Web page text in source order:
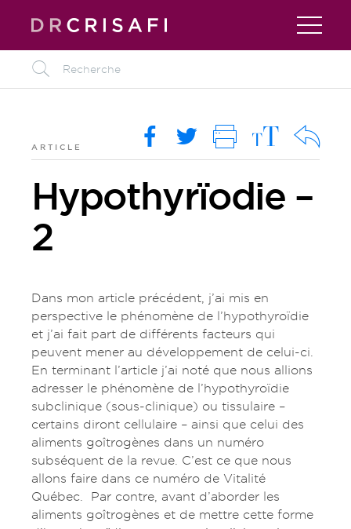
L
ARTICLE R k i M O
Hypothyrïodie –
2
Dans mon article précédent, j’ai mis en
perspective le phénomène de l’hypothyroïdie
et j’ai fait part de différents facteurs qui
peuvent mener au développement de celui-ci.
En terminant l’article j’ai noté que nous allions
adresser le phénomène de l’hypothyroïdie
subclinique (sous-clinique) ou tissulaire –
certains diront cellulaire – ainsi que celui des
aliments goîtrogènes dans un numéro
subséquent de la revue. C’est ce que nous
allons faire dans ce numéro de Vitalité
Québec. Par contre, avant d’aborder les
aliments goîtrogènes et de mettre cette forme